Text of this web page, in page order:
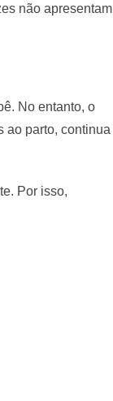
não apresentam
No entanto, o
ao parto, continua
Por isso,